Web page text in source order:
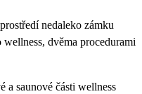
nedaleko zámku
dvěma procedurami
a saunové části wellness